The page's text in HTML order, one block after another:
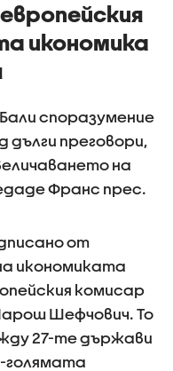
икономика
споразумение
дълги преговори,
на
Франс прес.
от
икономиката
комисар
Шефчович. То
27-те държави
голямата